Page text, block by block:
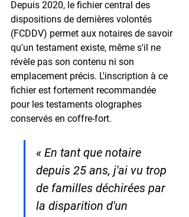
Depuis 2020, le fichier central des
dispositions de dernières volontés
(FCDDV) permet aux notaires de savoir
qu'un testament existe, même s'il ne
révèle pas son contenu ni son
emplacement précis. L'inscription à ce
fichier est fortement recommandée
pour les testaments olographes
conservés en coffre-fort.
« En tant que notaire
depuis 25 ans, j'ai vu trop
de familles déchirées par
la disparition d'un